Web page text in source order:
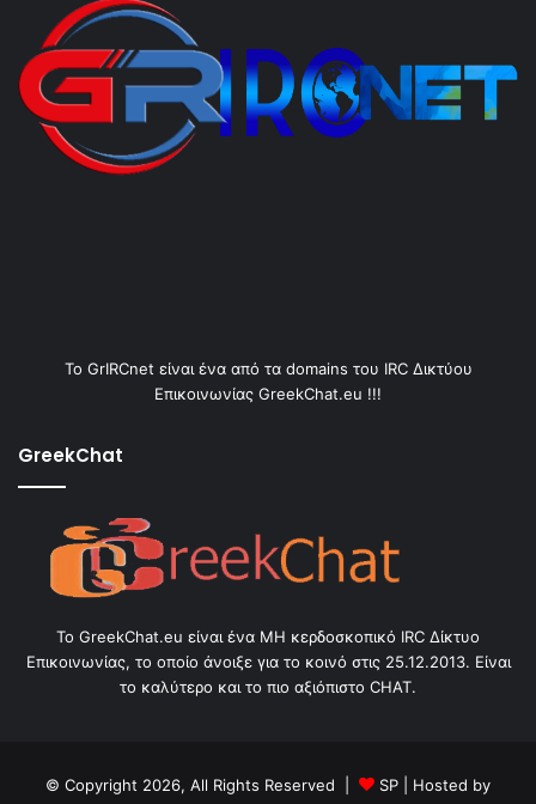
Το GrIRCnet είναι ένα από τα domains του IRC Δικτύου
Επικοινωνίας GreekChat.eu !!!
GreekChat
Το GreekChat.eu είναι ένα ΜΗ κερδοσκοπικό IRC Δίκτυο
Επικοινωνίας, το οποίο άνοιξε για το κοινό στις 25.12.2013. Είναι
το καλύτερο και το πιο αξιόπιστο CHAT.
© Copyright 2026, All Rights Reserved | SP | Hosted by